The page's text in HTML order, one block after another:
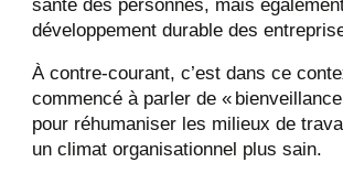
santé des personnes, mais
développement durable des
À contre-courant, c’est dans ce
commencé à parler de «
pour réhumaniser les milieux de
un climat organisationnel plus sain.